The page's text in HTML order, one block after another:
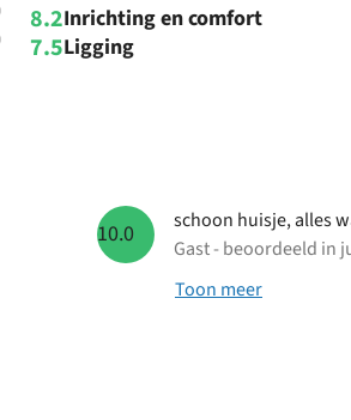
8.2Inrichting en comfort
7.5Ligging
10.0
schoon huisje, alles
Gast - beoordeeld in
Toon meer